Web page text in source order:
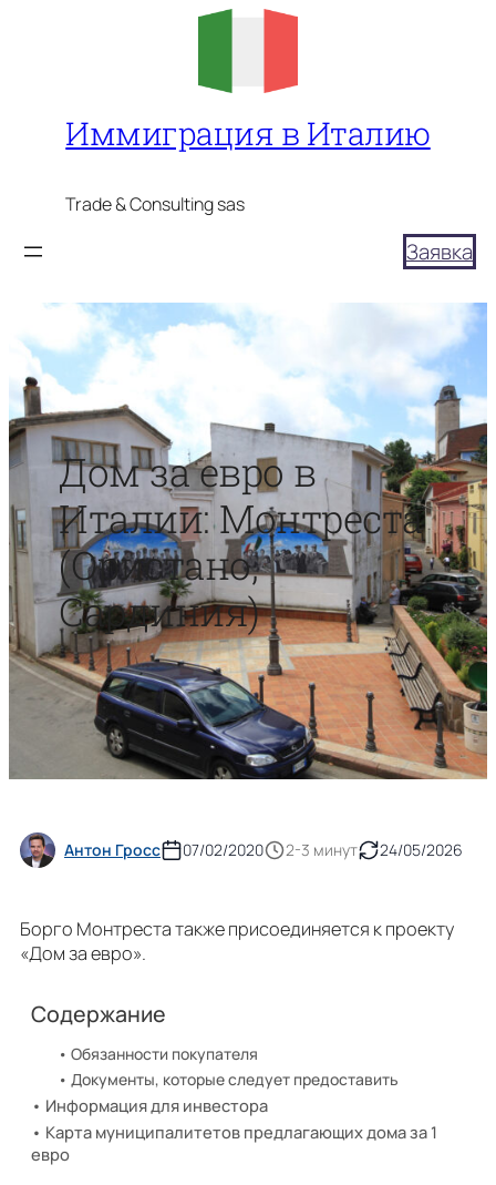
Иммиграция в Италию
Trade & Consulting sas
Заявка
Дом за евро в
Италии: Монтреста
(Ористано,
Сардиния)
Антон Гросс 07/02/2020 2-3 минут 24/05/2026
Борго Монтреста также присоединяется к проекту
«Дом за евро».
Содержание
Обязанности покупателя
Документы, которые следует предоставить
Информация для инвестора
Карта муниципалитетов предлагающих дома за 1
евро